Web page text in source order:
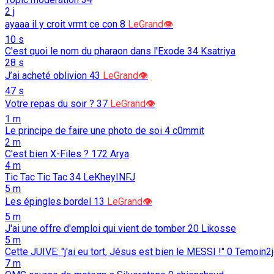
2 j
ayaaa il y croit vrmt ce con 8 LeGrand👁️
10 s
C'est quoi le nom du pharaon dans l'Exode 34 Ksatriya
28 s
J’ai acheté oblivion 43 LeGrand👁️
47 s
Votre repas du soir ? 37 LeGrand👁️
1 m
Le principe de faire une photo de soi 4 c0mmit
2 m
C'est bien X-Files ? 172 Arya
4 m
Tic Tac Tic Tac 34 LeKheyINFJ
5 m
Les épingles bordel 13 LeGrand👁️
5 m
J'ai une offre d'emploi qui vient de tomber 20 Likosse
5 m
Cette JUIVE: "j'ai eu tort, Jésus est bien le MESSI !" 0
7 m